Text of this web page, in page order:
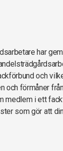
har
och
och förmåner
medlem i ett
som gör att